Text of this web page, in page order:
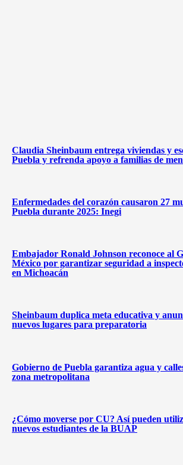
Claudia Sheinbaum entrega viviendas y
Puebla y refrenda apoyo a familias de
Enfermedades del corazón causaron 27
Puebla durante 2025: Inegi
Embajador Ronald Johnson reconoce al
México por garantizar seguridad a
en Michoacán
Sheinbaum duplica meta educativa y
nuevos lugares para preparatoria
Gobierno de Puebla garantiza agua y
zona metropolitana
¿Cómo moverse por CU? Así pueden
nuevos estudiantes de la BUAP